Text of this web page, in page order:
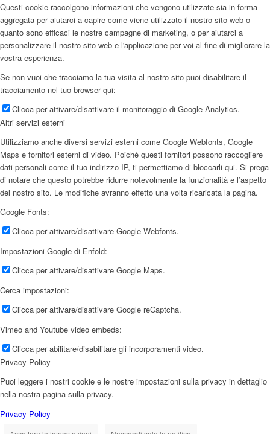
Questi cookie raccolgono informazioni che vengono utilizzate sia in forma
aggregata per aiutarci a capire come viene utilizzato il nostro sito web o
quanto sono efficaci le nostre campagne di marketing, o per aiutarci a
personalizzare il nostro sito web e l'applicazione per voi al fine di migliorare la
vostra esperienza.
Se non vuoi che tracciamo la tua visita al nostro sito puoi disabilitare il
tracciamento nel tuo browser qui:
Clicca per attivare/disattivare il monitoraggio di Google Analytics.
Altri servizi esterni
Utilizziamo anche diversi servizi esterni come Google Webfonts, Google
Maps e fornitori esterni di video. Poiché questi fornitori possono raccogliere
dati personali come il tuo indirizzo IP, ti permettiamo di bloccarli qui. Si prega
di notare che questo potrebbe ridurre notevolmente la funzionalità e l’aspetto
del nostro sito. Le modifiche avranno effetto una volta ricaricata la pagina.
Google Fonts:
Clicca per attivare/disattivare Google Webfonts.
Impostazioni Google di Enfold:
Clicca per attivare/disattivare Google Maps.
Cerca impostazioni:
Clicca per attivare/disattivare Google reCaptcha.
Vimeo and Youtube video embeds:
Clicca per abilitare/disabilitare gli incorporamenti video.
Privacy Policy
Puoi leggere i nostri cookie e le nostre impostazioni sulla privacy in dettaglio
nella nostra pagina sulla privacy.
Privacy Policy